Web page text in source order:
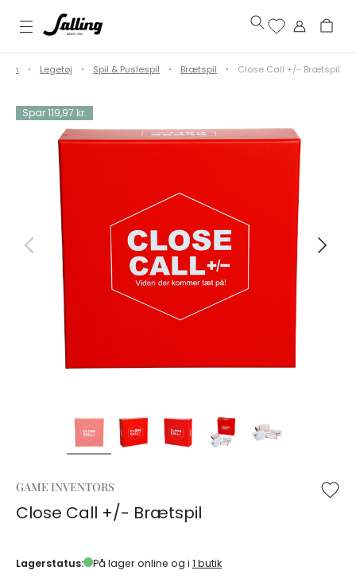
Børn Legetøj Spil & Puslespil Brætspil Close Call +/- Brætspil
Spar 119,97 kr.
GAME INVENTORS
Close Call +/- Brætspil
Lagerstatus: På lager online og i 1 butik